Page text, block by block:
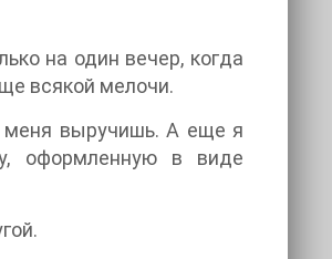
на один вечер, когда
всякой мелочи.
меня выручишь. А еще я
оформленную в виде